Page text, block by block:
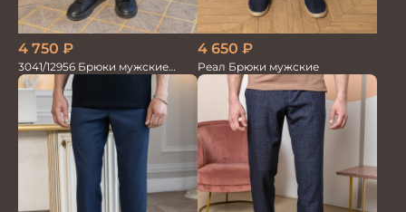
4 750 ₽
3041/12956 Брюки мужские
океан
4 650 ₽
Реал Брюки мужские